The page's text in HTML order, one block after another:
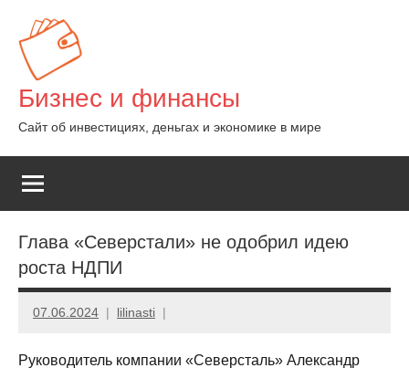
содержимому
Бизнес и финансы
Сайт об инвестициях, деньгах и экономике в мире
Глава «Северстали» не одобрил идею
роста НДПИ
07.06.2024 lilinasti
Руководитель компании «Северсталь» Александр